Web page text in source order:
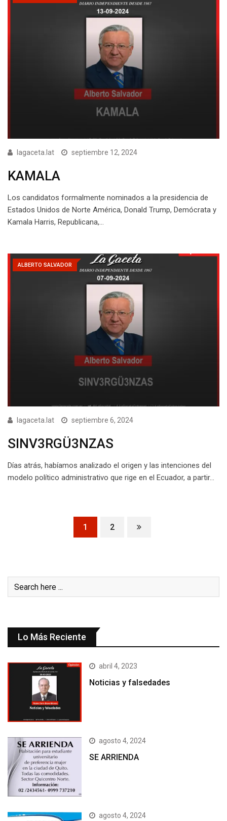
lagaceta.lat septiembre 12, 2024
KAMALA
Los candidatos formalmente nominados a la presidencia de
Estados Unidos de Norte América, Donald Trump, Demócrata y
Kamala Harris, Republicana,…
ALBERTO SALVADOR
lagaceta.lat septiembre 6, 2024
SINV3RGÜ3NZAS
Días atrás, habíamos analizado el origen y las intenciones del
modelo político administrativo que rige en el Ecuador, a partir…
1 2
Lo Más Reciente
abril 4, 2023
Noticias y falsedades
agosto 4, 2024
SE ARRIENDA
agosto 4, 2024